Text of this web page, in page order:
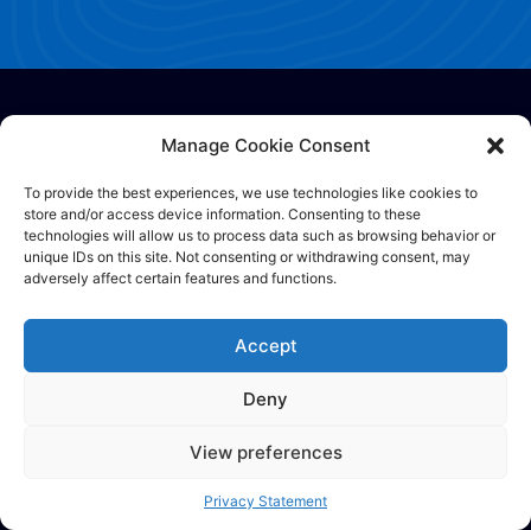
Manage Cookie Consent
To provide the best experiences, we use technologies like cookies to
store and/or access device information. Consenting to these
technologies will allow us to process data such as browsing behavior or
unique IDs on this site. Not consenting or withdrawing consent, may
adversely affect certain features and functions.
Accept
Deny
View preferences
Privacy Statement
Perusahan
Tentang
KarirWe are hiring!
Syarat Layanan
Kebijakan Pribadi